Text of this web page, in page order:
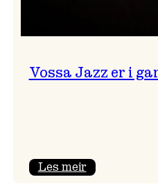
Vossa Jazz er i
Les meir: